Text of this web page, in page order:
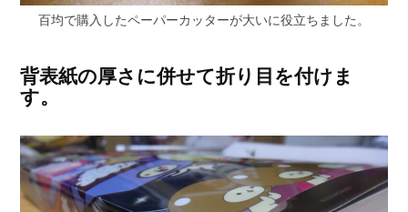
百均で購入したペーパーカッターが大いに役立ちました。
背表紙の厚さに併せて折り目を付けま
す。